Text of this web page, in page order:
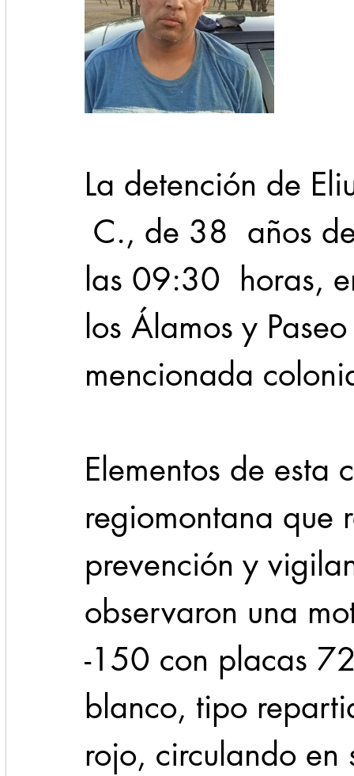
La detención de
C., de 38  años
las 09:30  horas,
los Álamos y
mencionada
Elementos de
regiomontana
prevención y
observaron una
-150 con placas
blanco, tipo
rojo, circulando